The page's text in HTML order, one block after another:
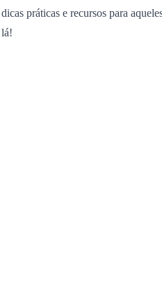
práticas e recursos para